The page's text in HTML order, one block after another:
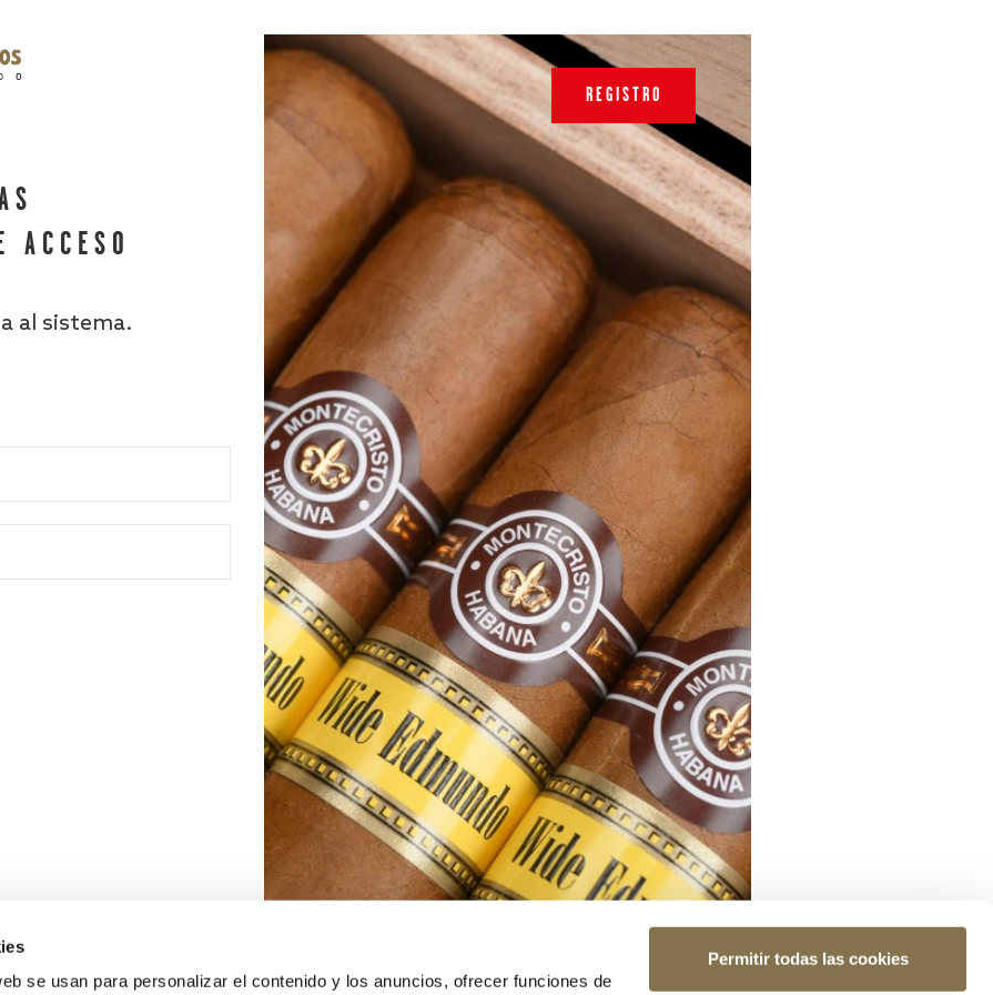
se usan para personalizar el contenido y los anuncios, ofrecer funciones de
Permitir todas las cookies
al sistema.
REGISTRO